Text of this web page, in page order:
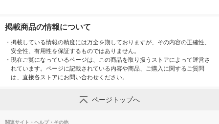
掲載商品の情報について
・ 掲載している情報の精度には万全を期しておりますが、その内容の正確性、
安全性、有用性を保証するものではありません。
・ 現在ご覧になっているページは、この商品を取り扱うストアによって運営さ
れています。ページに記載されている内容や商品、ご購入に関するご質問
は、直接各ストアにお問い合わせください。
ページトップへ
関連サイト・ヘルプ・その他